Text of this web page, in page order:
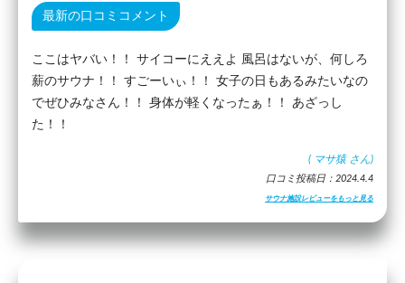
最新の口コミコメント
ここはヤバい！！ サイコーにええよ 風呂はないが、何しろ
薪のサウナ！！ すごーいぃ！！ 女子の日もあるみたいなの
でぜひみなさん！！ 身体が軽くなったぁ！！ あざっし
た！！
( マサ猿 さん)
口コミ投稿日：2024.4.4
サウナ施設レビューをもっと見る